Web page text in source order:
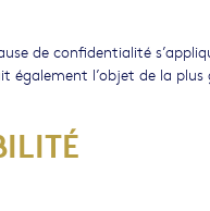
de confidentialité
également l’objet de la plus